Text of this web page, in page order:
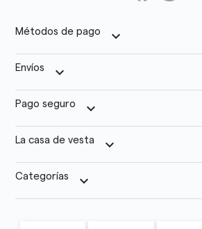
Métodos de pago keyboard_arrow_down
Envíos keyboard_arrow_down
Pago seguro keyboard_arrow_down
La casa de vesta keyboard_arrow_down
Categorías keyboard_arrow_down